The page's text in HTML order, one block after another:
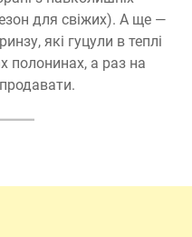
для свіжих). А ще —
які гуцули в теплі
полонинах, а раз на